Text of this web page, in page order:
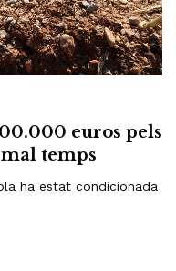
euros pels
mal temps
ha estat condicionada